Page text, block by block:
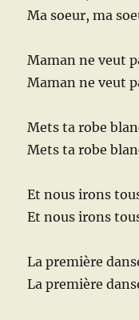
Ma soeur, ma
Maman ne veut
Maman ne veut
Mets ta robe
Mets ta robe
Et nous irons
Et nous irons
La première
La première